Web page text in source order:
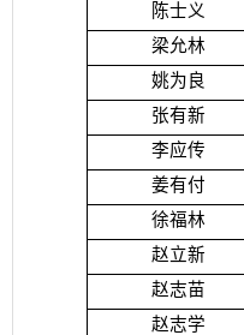
陈士义
梁允林
姚为良
张有新
李应传
姜有付
徐福林
赵立新
赵志苗
赵志学